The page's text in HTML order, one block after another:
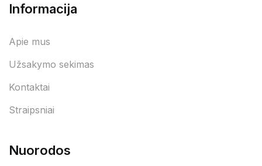
Informacija
Apie mus
Užsakymo sekimas
Kontaktai
Straipsniai
Nuorodos